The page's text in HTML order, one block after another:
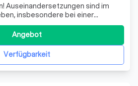
Auseinandersetzungen sind im
insbesondere bei einer
Ehekrise, nicht zu vermeiden.
schon.
Verfügbarkeit
Angebot